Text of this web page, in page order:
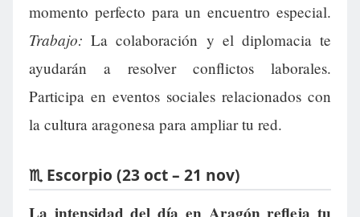
momento perfecto para un encuentro especial.
Trabajo: La colaboración y el diplomacia te
ayudarán a resolver conflictos laborales.
Participa en eventos sociales relacionados con
la cultura aragonesa para ampliar tu red.
♏ Escorpio (23 oct – 21 nov)